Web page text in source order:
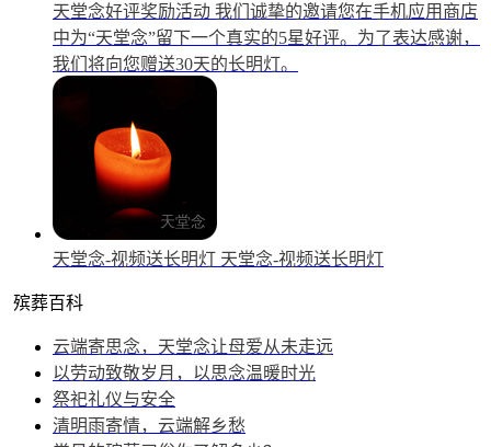
天堂念好评奖励活动 我们诚挚的邀请您在手机应用商店
中为“天堂念”留下一个真实的5星好评。为了表达感谢，
我们将向您赠送30天的长明灯。
天堂念-视频送长明灯 天堂念-视频送长明灯
殡葬百科
云端寄思念，天堂念让母爱从未走远
以劳动致敬岁月，以思念温暖时光
祭祀礼仪与安全
清明雨寄情，云端解乡愁